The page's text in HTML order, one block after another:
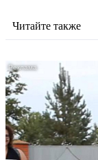
Читайте также